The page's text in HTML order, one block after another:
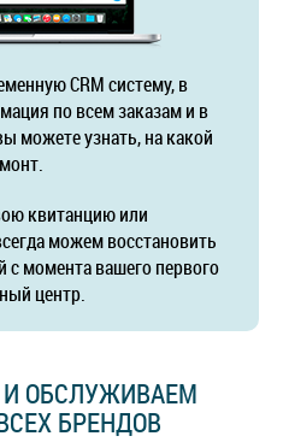
CRM систему, в
по всем заказам и в
можете узнать, на какой
квитанцию или
можем восстановить
момента вашего первого
центр.
ОБСЛУЖИВАЕМ
БРЕНДОВ